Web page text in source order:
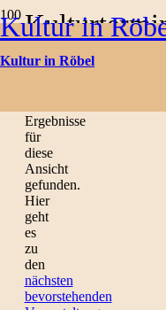
Kultur in
Kultur in Röbel
Hinweis
Ergebnisse
für
diese
Ansicht
gefunden.
Hier
geht
es
zu
den
nächsten
bevorstehenden